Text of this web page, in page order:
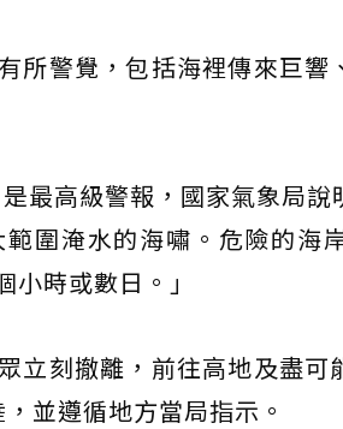
所警覺，包括海裡傳來巨響
最高級警報，國家氣象局說
圍淹水的海嘯。危險的海
時或數日。」
立刻撤離，前往高地及盡可
並遵循地方當局指示。